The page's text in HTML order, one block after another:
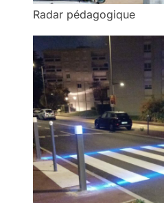
Radar pédagogique